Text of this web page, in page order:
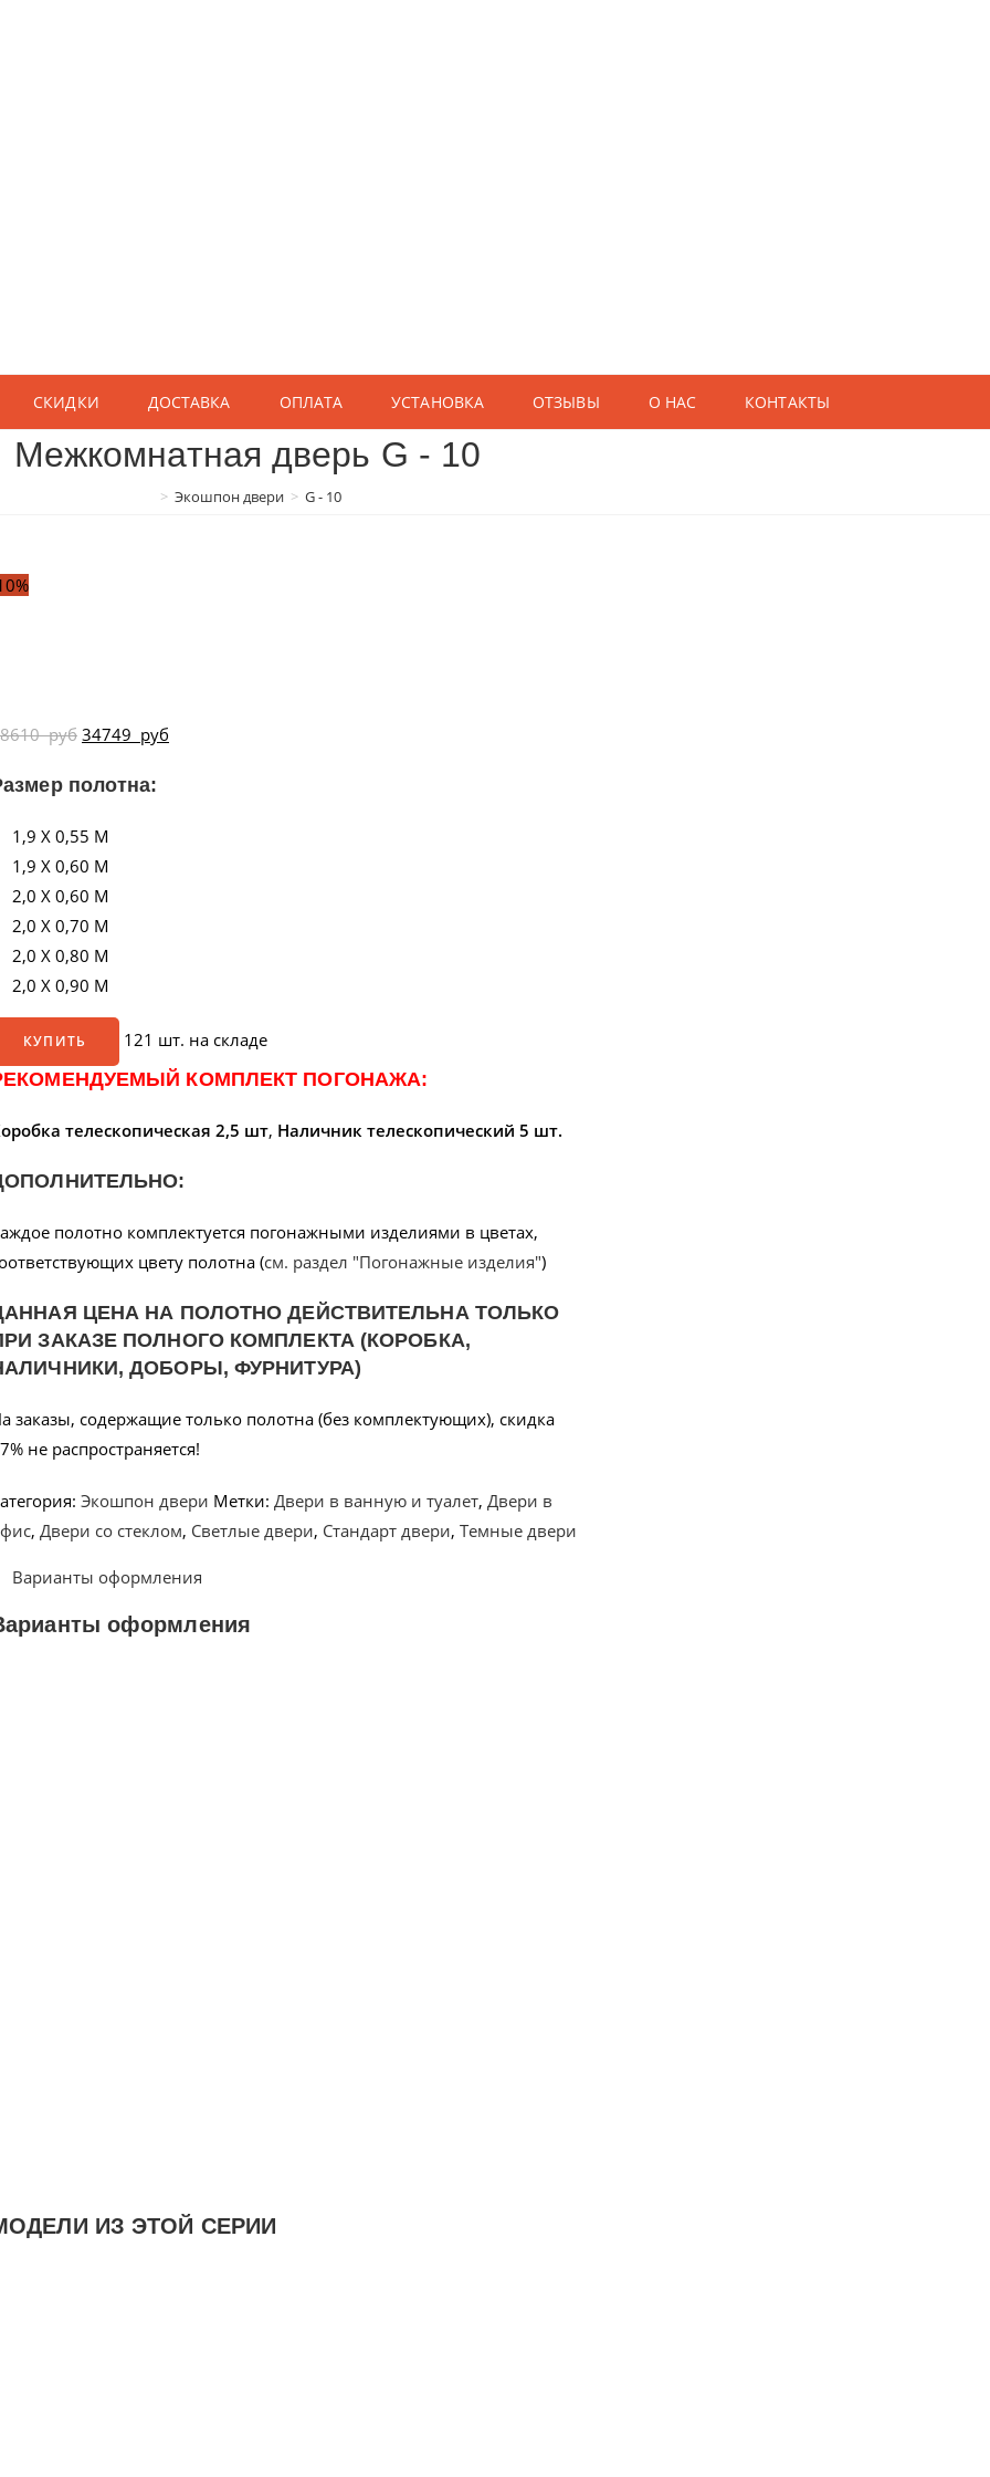
СКИДКИ ДОСТАВКА ОПЛАТА УСТАНОВКА ОТЗЫВЫ О НАС КОНТАКТЫ
Межкомнатная дверь G - 10
> Экошпон двери > G - 10
руб 34749 руб
полотна:
1,9 X 0,55 М
1,9 X 0,60 М
2,0 X 0,60 М
2,0 X 0,70 М
2,0 X 0,80 М
2,0 X 0,90 М
КУПИТЬ
121 шт. на складе
КОМПЛЕКТ ПОГОНАЖА:
телескопическая 2,5 шт, Наличник телескопический 5 шт.
полотно комплектуется погонажными изделиями в цветах,
цвету полотна (см. раздел "Погонажные изделия")
ЦЕНА НА ПОЛОТНО ДЕЙСТВИТЕЛЬНА ТОЛЬКО
ЗАКАЗЕ ПОЛНОГО КОМПЛЕКТА (КОРОБКА,
ДОБОРЫ, ФУРНИТУРА)
заказы, содержащие только полотна (без комплектующих), скидка
не распространяется!
Экошпон двери Метки: Двери в ванную и туалет, Двери в
, Двери со стеклом, Светлые двери, Стандарт двери, Темные двери
Варианты оформления
оформления
ИЗ ЭТОЙ СЕРИИ